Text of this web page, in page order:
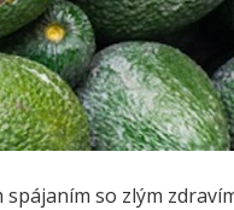
so zlým